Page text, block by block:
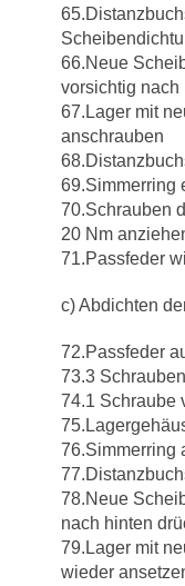
66.Neue
vorsichtig nach
67.Lager mit
anschrauben
69.Simmerring
70.Schrauben
20 Nm
71.Passfeder
c) Abdichten
72.Passfeder
73.3
74.1 Schraube
76.Simmerring
78.Neue
nach hinten
79.Lager mit
wieder